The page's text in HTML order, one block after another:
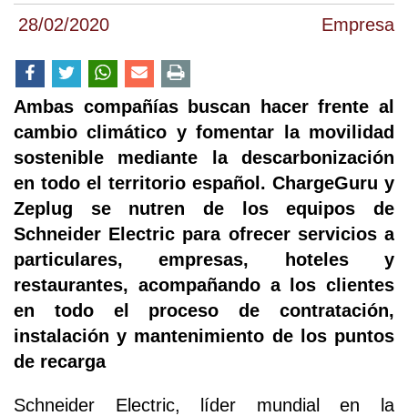
28/02/2020 Empresa
Ambas compañías buscan hacer frente al
cambio climático y fomentar la movilidad
sostenible mediante la descarbonización
en todo el territorio español. ChargeGuru y
Zeplug se nutren de los equipos de
Schneider Electric para ofrecer servicios a
particulares, empresas, hoteles y
restaurantes, acompañando a los clientes
en todo el proceso de contratación,
instalación y mantenimiento de los puntos
de recarga
Schneider Electric, líder mundial en la